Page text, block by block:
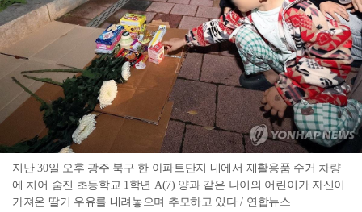
지난 30일 오후 광주 북구 한 아파트단지 내에서 재활용품 수거 차량
에 치어 숨진 초등학교 1학년 A(7) 양과 같은 나이의 어린이가 자신이
가져온 딸기 우유를 내려놓으며 추모하고 있다 / 연합뉴스